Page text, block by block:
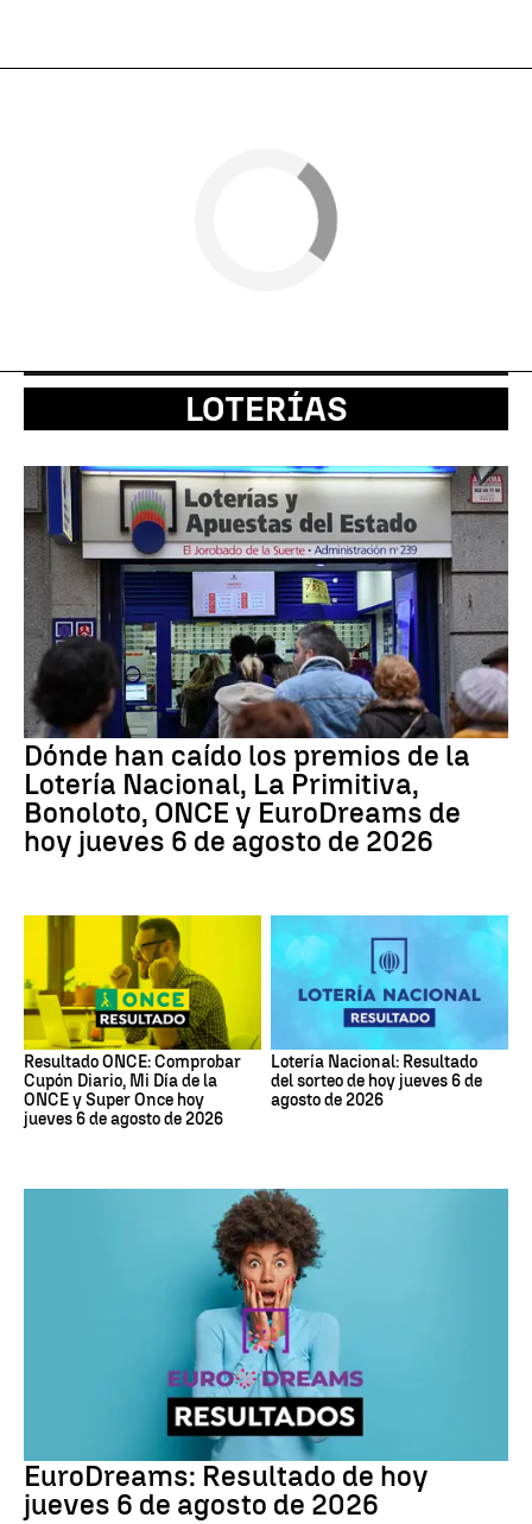
LOTERÍAS
Dónde han caído los premios de la
Lotería Nacional, La Primitiva,
Bonoloto, ONCE y EuroDreams de
hoy jueves 6 de agosto de 2026
Resultado ONCE: Comprobar
Cupón Diario, Mi Día de la
ONCE y Super Once hoy
jueves 6 de agosto de 2026
Lotería Nacional: Resultado
del sorteo de hoy jueves 6 de
agosto de 2026
EuroDreams: Resultado de hoy
jueves 6 de agosto de 2026